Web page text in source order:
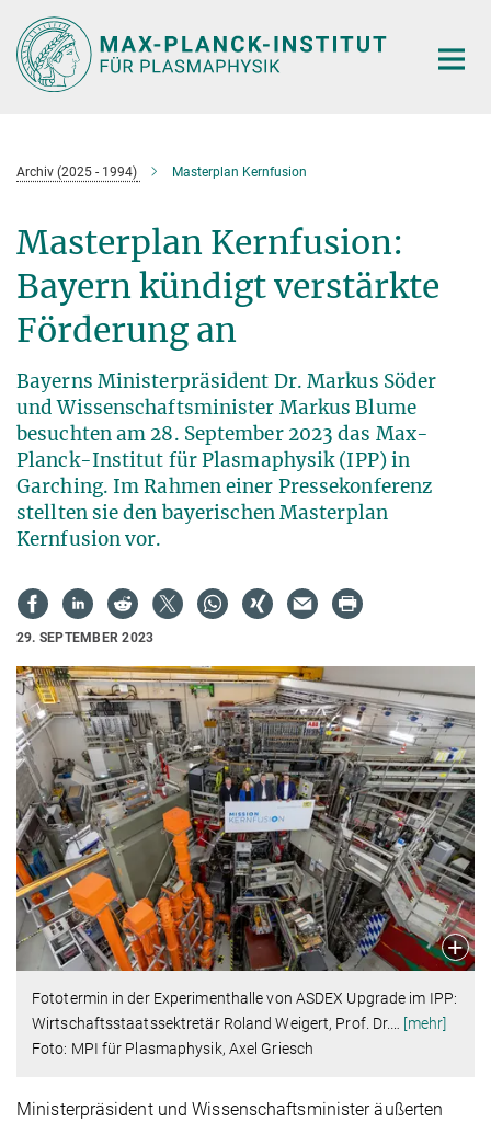
Hauptinhalt
Archiv (2025 - 1994) Masterplan Kernfusion
Masterplan Kernfusion:
Bayern kündigt verstärkte
Förderung an
Bayerns Ministerpräsident Dr. Markus Söder
und Wissenschaftsminister Markus Blume
besuchten am 28. September 2023 das Max-
Planck-Institut für Plasmaphysik (IPP) in
Garching. Im Rahmen einer Pressekonferenz
stellten sie den bayerischen Masterplan
Kernfusion vor.
29. SEPTEMBER 2023
Fototermin in der Experimenthalle von ASDEX Upgrade im IPP:
Wirtschaftsstaatssektretär Roland Weigert, Prof. Dr.… [mehr]
Foto: MPI für Plasmaphysik, Axel Griesch
Ministerpräsident und Wissenschaftsminister äußerten